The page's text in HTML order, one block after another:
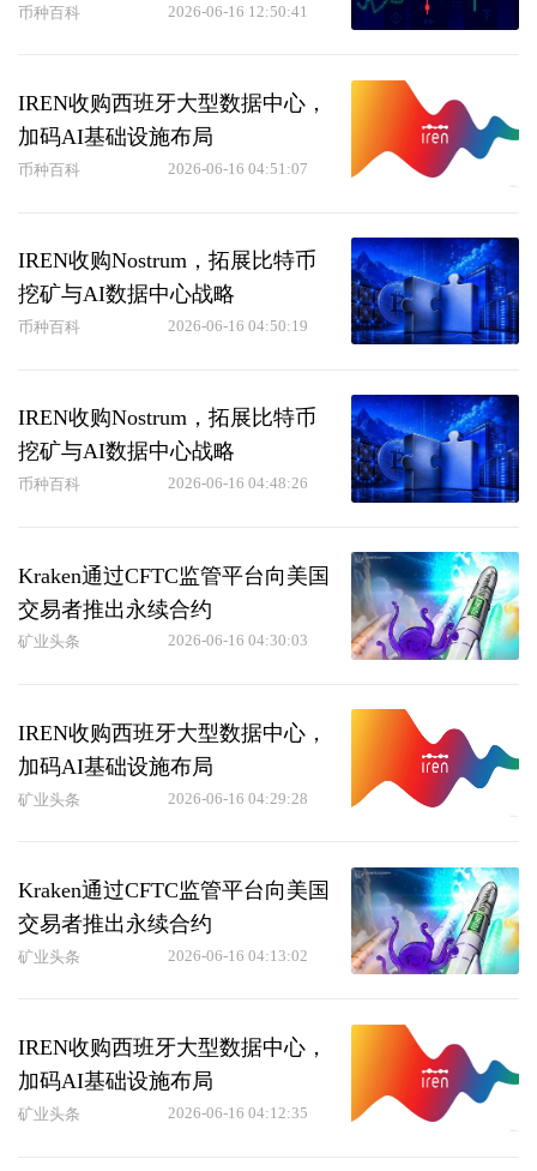
币种百科 2026-06-16 12:50:41
IREN收购西班牙大型数据中心，
加码AI基础设施布局
币种百科 2026-06-16 04:51:07
IREN收购Nostrum，拓展比特币
挖矿与AI数据中心战略
币种百科 2026-06-16 04:50:19
IREN收购Nostrum，拓展比特币
挖矿与AI数据中心战略
币种百科 2026-06-16 04:48:26
Kraken通过CFTC监管平台向美国
交易者推出永续合约
矿业头条 2026-06-16 04:30:03
IREN收购西班牙大型数据中心，
加码AI基础设施布局
矿业头条 2026-06-16 04:29:28
Kraken通过CFTC监管平台向美国
交易者推出永续合约
矿业头条 2026-06-16 04:13:02
IREN收购西班牙大型数据中心，
加码AI基础设施布局
矿业头条 2026-06-16 04:12:35